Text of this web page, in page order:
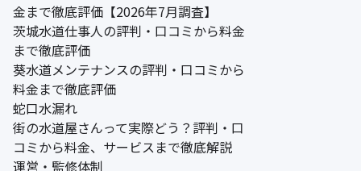
金まで徹底評価【2026年7月調査】
茨城水道仕事人の評判・口コミから料金
まで徹底評価
葵水道メンテナンスの評判・口コミから
料金まで徹底評価
蛇口水漏れ
街の水道屋さんって実際どう？評判・口
コミから料金、サービスまで徹底解説
運営・監修体制